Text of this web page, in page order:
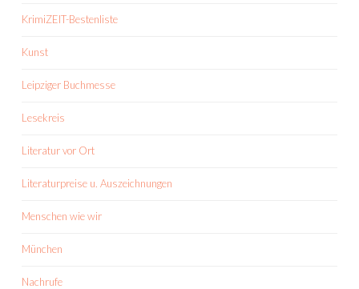
KrimiZEIT-Bestenliste
Kunst
Leipziger Buchmesse
Lesekreis
Literatur vor Ort
Literaturpreise u. Auszeichnungen
Menschen wie wir
München
Nachrufe